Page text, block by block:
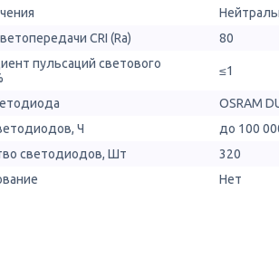
CRI (Ra)
80
пульсаций светового
≤1
OSRAM
Ч
до 100
светодиодов, Шт
320
Нет